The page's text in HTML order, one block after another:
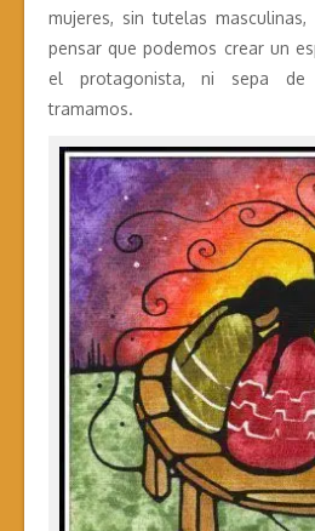
mujeres, sin tutelas
pensar que podemos crear un
el protagonista, ni sepa de
tramamos.